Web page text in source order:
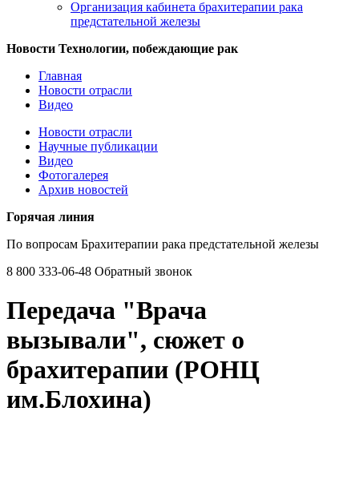
Организация кабинета брахитерапии рака
предстательной железы
Новости Технологии, побеждающие рак
Главная
Новости отрасли
Видео
Новости отрасли
Научные публикации
Видео
Фотогалерея
Архив новостей
Горячая линия
По вопросам Брахитерапии рака предстательной железы
8 800 333-06-48 Обратный звонок
Передача "Врача
вызывали", сюжет о
брахитерапии (РОНЦ
им.Блохина)